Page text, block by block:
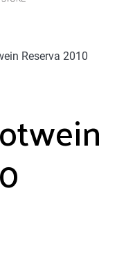
Reserva 2010